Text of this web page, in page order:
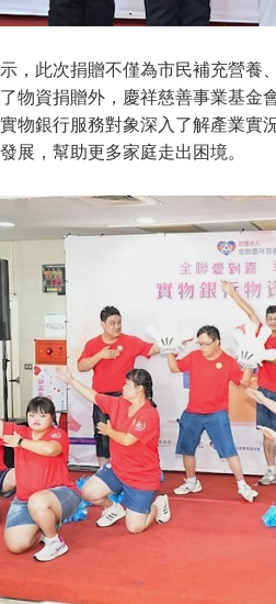
，此次捐贈不僅為市民補充營養
物資捐贈外，慶祥慈善事業基金
物銀行服務對象深入了解產業實
展，幫助更多家庭走出困境。